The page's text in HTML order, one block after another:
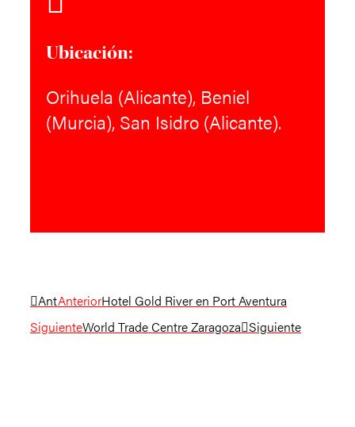
Ubicación:
Orihuela (Alicante), Beniel
(Murcia), San Isidro (Alicante).
AntAnteriorHotel Gold River en Port Aventura
SiguienteWorld Trade Centre Zaragoza Siguiente